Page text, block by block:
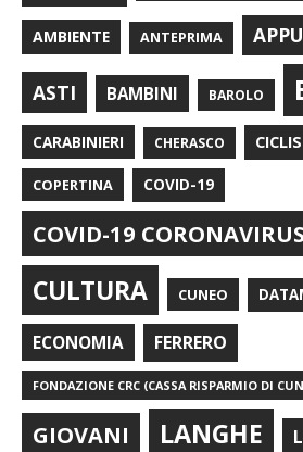
AMBIENTE ANTEPRIMA
ASTI BAMBINI BAROLO
CARABINIERI CHERASCO
COPERTINA COVID-19
COVID-19 CORONAVIRUS
CULTURA CUNEO
ECONOMIA FERRERO
FONDAZIONE CRC (CASSA RISPARMIO DI
GIOVANI LANGHE